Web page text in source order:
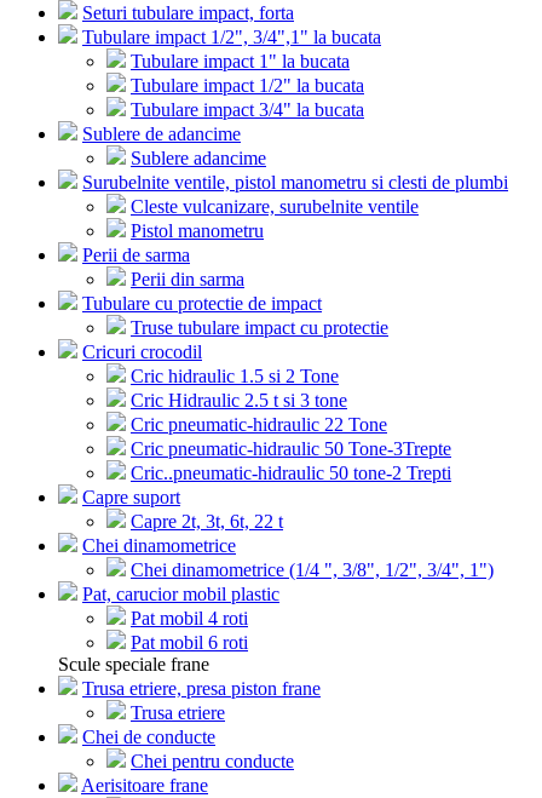
Seturi tubulare impact, forta
Tubulare impact 1/2", 3/4",1" la bucata
Tubulare impact 1" la bucata
Tubulare impact 1/2" la bucata
Tubulare impact 3/4" la bucata
Sublere de adancime
Sublere adancime
Surubelnite ventile, pistol manometru si clesti de plumbi
Cleste vulcanizare, surubelnite ventile
Pistol manometru
Perii de sarma
Perii din sarma
Tubulare cu protectie de impact
Truse tubulare impact cu protectie
Cricuri crocodil
Cric hidraulic 1.5 si 2 Tone
Cric Hidraulic 2.5 t si 3 tone
Cric pneumatic-hidraulic 22 Tone
Cric pneumatic-hidraulic 50 Tone-3Trepte
Cric..pneumatic-hidraulic 50 tone-2 Trepti
Capre suport
Capre 2t, 3t, 6t, 22 t
Chei dinamometrice
Chei dinamometrice (1/4 ", 3/8", 1/2", 3/4", 1")
Pat, carucior mobil plastic
Pat mobil 4 roti
Pat mobil 6 roti
Scule speciale frane
Trusa etriere, presa piston frane
Trusa etriere
Chei de conducte
Chei pentru conducte
Aerisitoare frane